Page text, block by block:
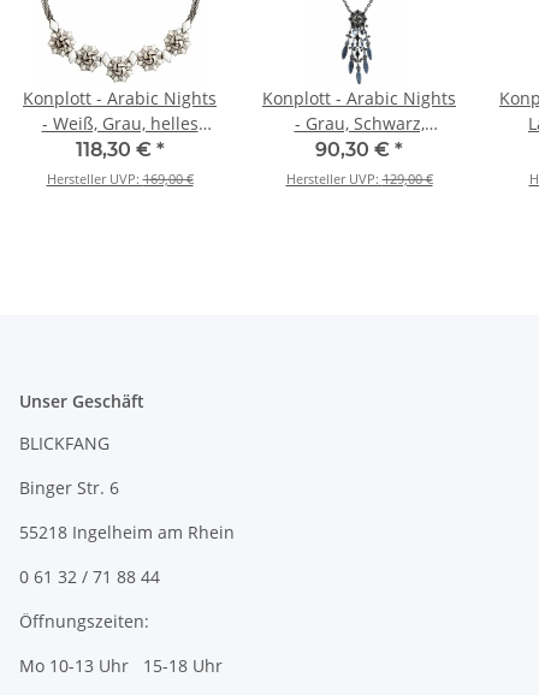
Konplott - Arabic Nights
- Weiß, Grau, helles
Antiksilber, Halskette
118,30 € *
Hersteller UVP:169,00 €
Konplott - Arabic Nights
- Grau, Schwarz,
Antiksilber, Halskette mit
Anhänger
90,30 € *
Hersteller UVP:129,00 €
Unser Geschäft
BLICKFANG
Binger Str. 6
55218 Ingelheim am Rhein
0 61 32 / 71 88 44
Öffnungszeiten:
Mo 10-13 Uhr 15-18 Uhr